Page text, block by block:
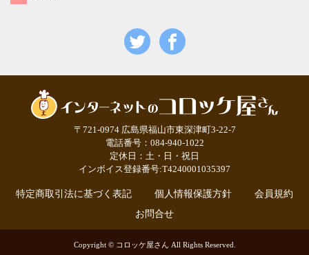
〒721-0974 広島県福山市東深津町3-22-7
電話番号：084-940-1022
定休日：土・日・祝日
インボイス登録番号:T4240001035397
特定商取引法に基づく表記 個人情報保護方針
会員規約
お問合せ
Copyright © コロッケ屋さん All Rights Reserved.